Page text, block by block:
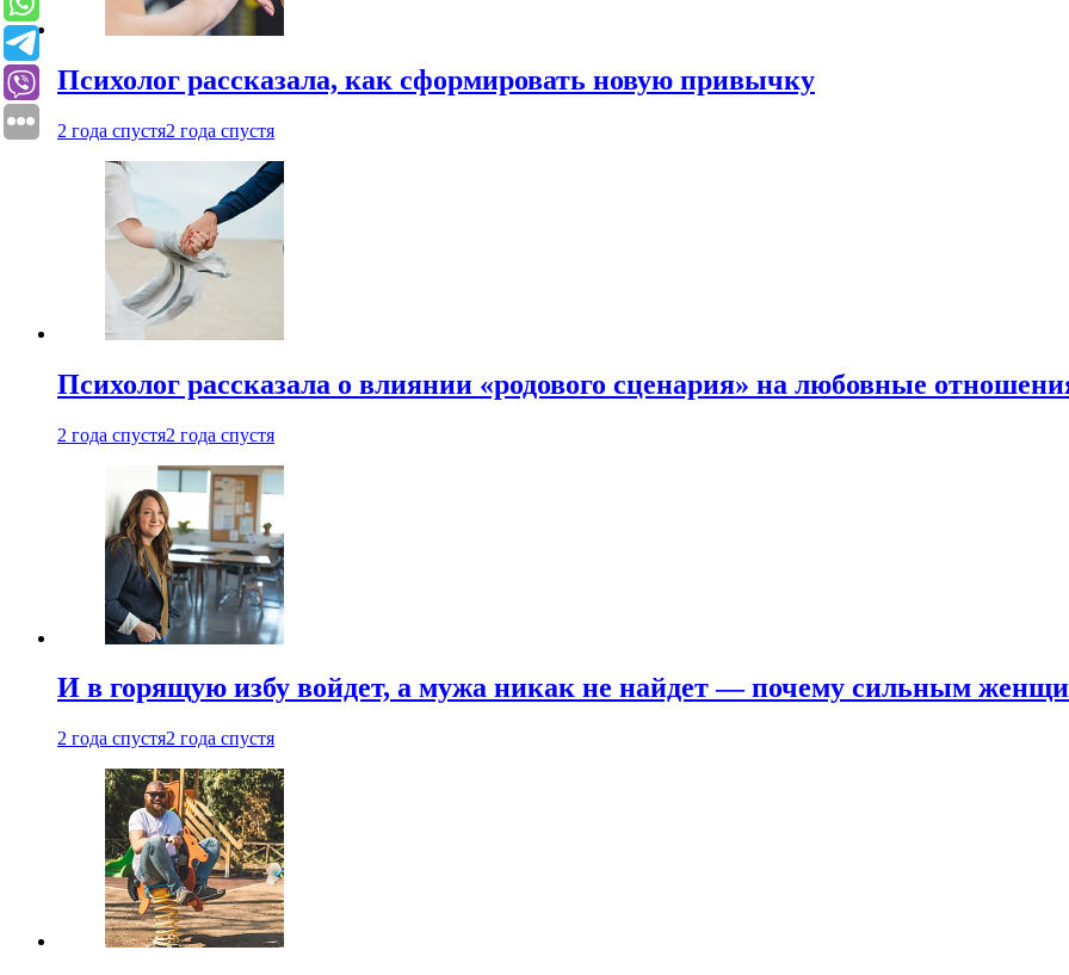
Психолог рассказала, как сформировать новую привычку
2 года спустя2 года спустя
Психолог рассказала о влиянии «родового сценария» на любовные
2 года спустя2 года спустя
И в горящую избу войдет, а мужа никак не найдет — почему сильным
2 года спустя2 года спустя